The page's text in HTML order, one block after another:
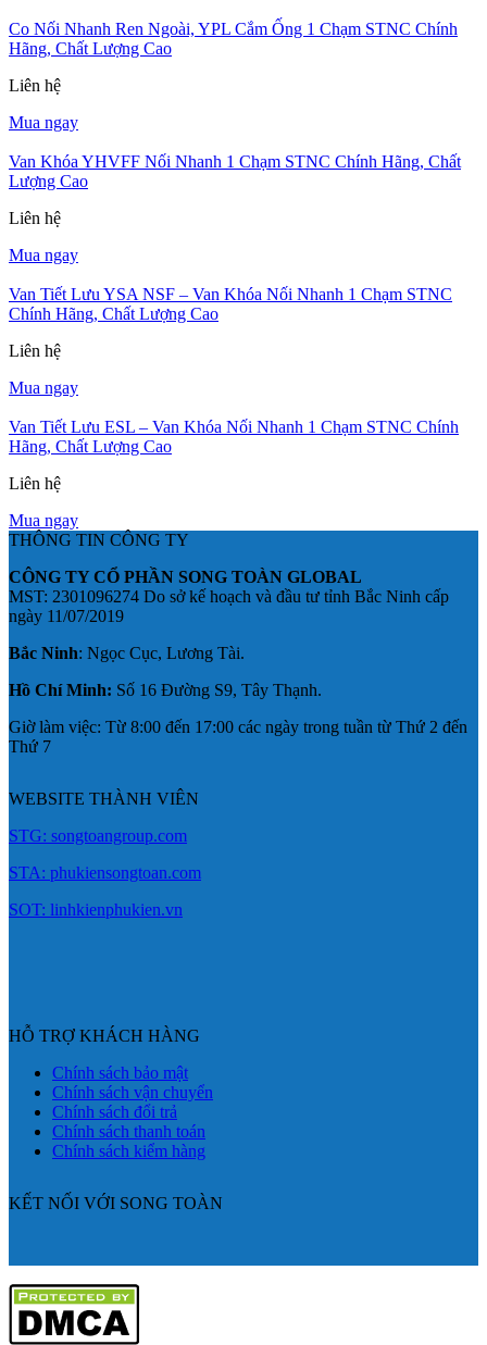
Co Nối Nhanh Ren Ngoài, YPL Cắm Ống 1 Chạm STNC Chính
Hãng, Chất Lượng Cao
Liên hệ
Mua ngay
Van Khóa YHVFF Nối Nhanh 1 Chạm STNC Chính Hãng, Chất
Lượng Cao
Liên hệ
Mua ngay
Van Tiết Lưu YSA NSF – Van Khóa Nối Nhanh 1 Chạm STNC
Chính Hãng, Chất Lượng Cao
Liên hệ
Mua ngay
Van Tiết Lưu ESL – Van Khóa Nối Nhanh 1 Chạm STNC Chính
Hãng, Chất Lượng Cao
Liên hệ
Mua ngay
THÔNG TIN CÔNG TY
CÔNG TY CỔ PHẦN SONG TOÀN GLOBAL
MST: 2301096274 Do sở kế hoạch và đầu tư tỉnh Bắc Ninh cấp
ngày 11/07/2019
Bắc Ninh: Ngọc Cục, Lương Tài.
Hồ Chí Minh: Số 16 Đường S9, Tây Thạnh.
Giờ làm việc: Từ 8:00 đến 17:00 các ngày trong tuần từ Thứ 2 đến
Thứ 7
WEBSITE THÀNH VIÊN
STG: songtoangroup.com
STA: phukiensongtoan.com
SOT: linhkienphukien.vn
HỖ TRỢ KHÁCH HÀNG
Chính sách bảo mật
Chính sách vận chuyển
Chính sách đổi trả
Chính sách thanh toán
Chính sách kiểm hàng
KẾT NỐI VỚI SONG TOÀN